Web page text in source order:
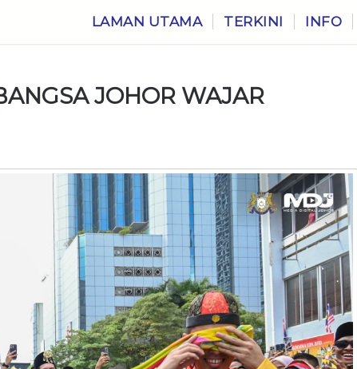
LAMAN UTAMA TERKINI INFO
JOHOR WAJAR